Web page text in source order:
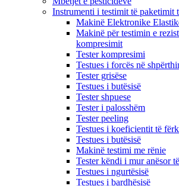
Instrumenti i testimit të paketimit
Makinë Elektronike
Makinë për testimin e
kompresimit
Tester kompresimi
Testues i forcës në
Tester grisëse
Testues i butësisë
Tester shpuese
Tester i palosshëm
Tester peeling
Testues i koeficientit të
Testues i butësisë
Makinë testimi me rënie
Tester këndi i mur anësor
Testues i ngurtësisë
Testues i bardhësisë